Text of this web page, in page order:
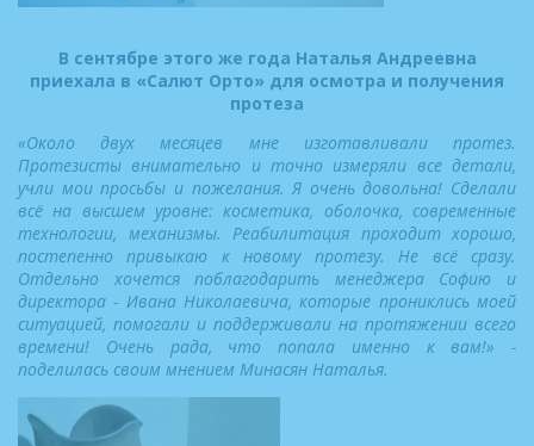
В сентябре этого же года Наталья Андреевна
приехала в «Салют Орто» для осмотра и получения
протеза
«Около двух месяцев мне изготавливали протез.
Протезисты внимательно и точно измеряли все детали,
учли мои просьбы и пожелания. Я очень довольна! Сделали
всё на высшем уровне: косметика, оболочка, современные
технологии, механизмы. Реабилитация проходит хорошо,
постепенно привыкаю к новому протезу. Не всё сразу.
Отдельно хочется поблагодарить менеджера Софию и
директора - Ивана Николаевича, которые прониклись моей
ситуацией, помогали и поддерживали на протяжении всего
времени! Очень рада, что попала именно к вам!» -
поделилась своим мнением Минасян Наталья.